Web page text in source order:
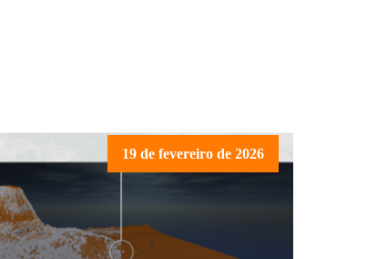
19 de fevereiro de 2026